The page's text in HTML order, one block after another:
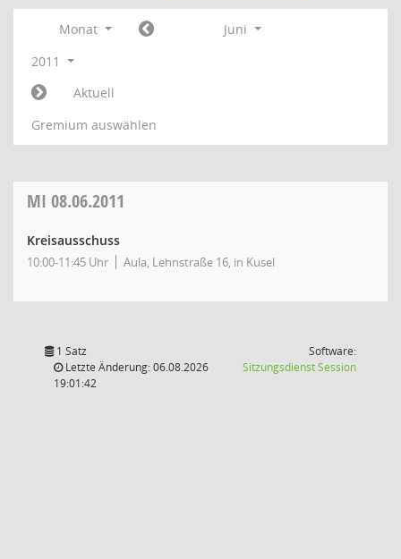
Monat
Juni
2011
Aktuell
Gremium auswählen
MI 08.06.2011
Kreisausschuss
10:00-11:45 Uhr Aula, Lehnstraße 16, in Kusel
1 Satz
Letzte Änderung: 06.08.2026
19:01:42
Software:
SitzungsdienstSession(Wird in